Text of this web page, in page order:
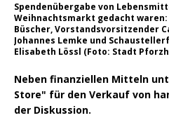
Spendenübergabe von
Weihnachtsmarkt gedacht
Büscher, Vorstandsvorsitzender
Johannes Lemke und
Elisabeth Lössl (Foto: Stadt
Neben finanziellen Mitteln
Store" für den Verkauf von
der Diskussion.